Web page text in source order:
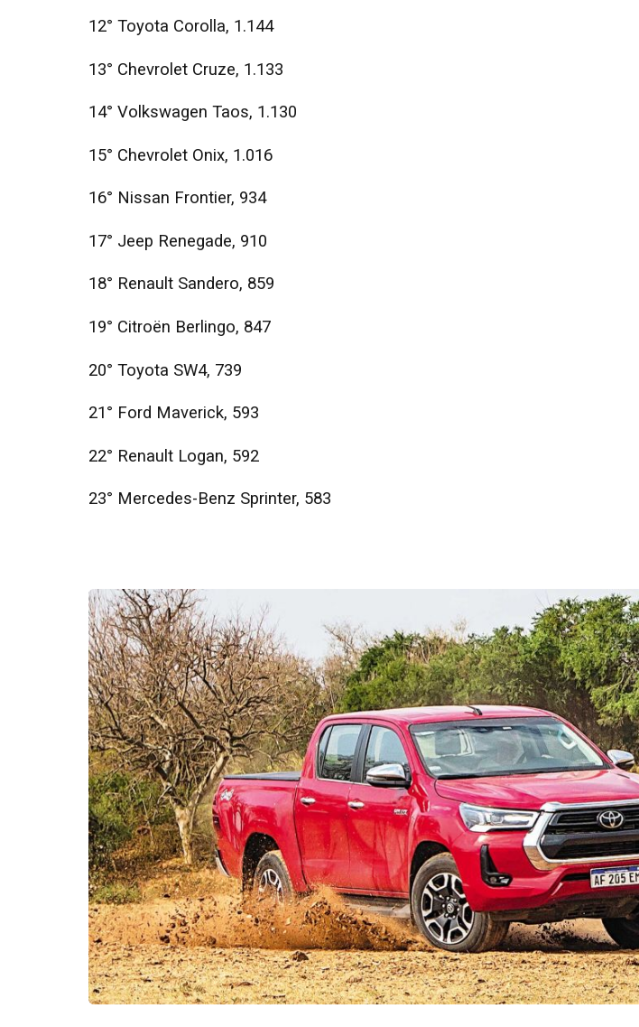
12° Toyota Corolla, 1.144
13° Chevrolet Cruze, 1.133
14° Volkswagen Taos, 1.130
15° Chevrolet Onix, 1.016
16° Nissan Frontier, 934
17° Jeep Renegade, 910
18° Renault Sandero, 859
19° Citroën Berlingo, 847
20° Toyota SW4, 739
21° Ford Maverick, 593
22° Renault Logan, 592
23° Mercedes-Benz Sprinter, 583